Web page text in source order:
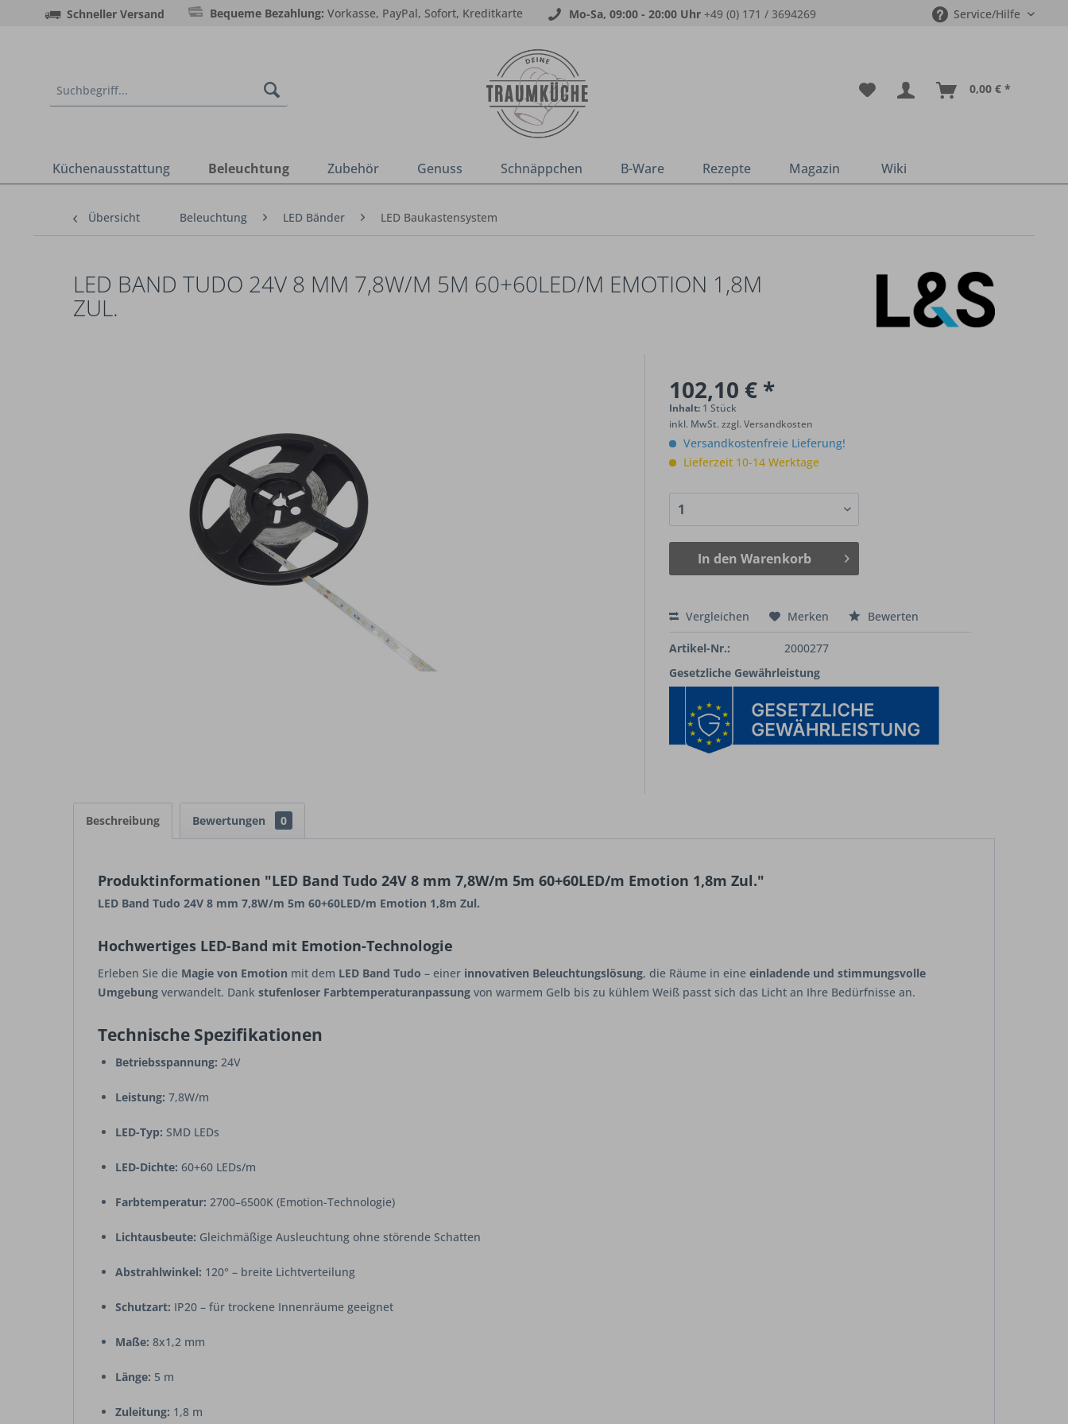
Schneller Versand Bequeme Bezahlung: Vorkasse, PayPal, Sofort, Kreditkarte Mo-Sa, 09:00 - 20:00 Uhr +49 (0) 171 / 3694269 Service/Hilfe
0,00 € *
Küchenausstattung Beleuchtung Zubehör Genuss Schnäppchen B-Ware Rezepte Magazin Wiki
Übersicht Beleuchtung LED Bänder LED Baukastensystem
LED BAND TUDO 24V 8 MM 7,8W/M 5M 60+60LED/M EMOTION 1,8M
ZUL.
102,10 € *
Inhalt: 1 Stück
inkl. MwSt.zzgl. Versandkosten
Versandkostenfreie Lieferung!
Lieferzeit 10-14 Werktage
In den Warenkorb
Vergleichen Merken Bewerten
Artikel-Nr.:
2000277
Gesetzliche Gewährleistung
Beschreibung Bewertungen 0
Produktinformationen "LED Band Tudo 24V 8 mm 7,8W/m 5m 60+60LED/m Emotion 1,8m Zul."
LED Band Tudo 24V 8 mm 7,8W/m 5m 60+60LED/m Emotion 1,8m Zul.
Hochwertiges LED-Band mit Emotion-Technologie
Erleben Sie die Magie von Emotion mit dem LED Band Tudo – einer innovativen Beleuchtungslösung, die Räume in eine einladende und stimmungsvolle
Umgebung verwandelt. Dank stufenloser Farbtemperaturanpassung von warmem Gelb bis zu kühlem Weiß passt sich das Licht an Ihre Bedürfnisse an.
Technische Spezifikationen
Betriebsspannung: 24V
Leistung: 7,8W/m
LED-Typ: SMD LEDs
LED-Dichte: 60+60 LEDs/m
Farbtemperatur: 2700–6500K (Emotion-Technologie)
Lichtausbeute: Gleichmäßige Ausleuchtung ohne störende Schatten
Abstrahlwinkel: 120° – breite Lichtverteilung
Schutzart: IP20 – für trockene Innenräume geeignet
Maße: 8x1,2 mm
Länge: 5 m
Zuleitung: 1,8 m